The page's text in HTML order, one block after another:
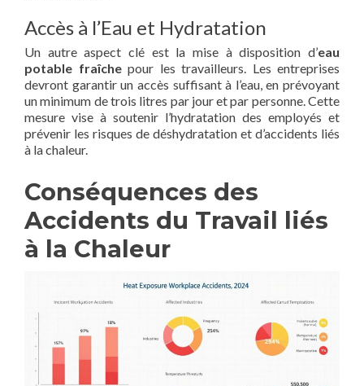
Accès à l’Eau et Hydratation
Un autre aspect clé est la mise à disposition d’eau
potable fraîchepour les travailleurs. Les entreprises
devront garantir un accès suffisant à l’eau, en prévoyant
un minimum de trois litres par jour et par personne. Cette
mesure vise à soutenir l’hydratation des employés et
prévenir les risques de déshydratation et d’accidents liés
à la chaleur.
Conséquences des
Accidents du Travail liés
à la Chaleur